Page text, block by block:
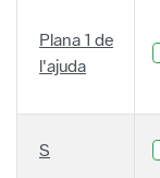
Plana 1 de
l'ajuda
S